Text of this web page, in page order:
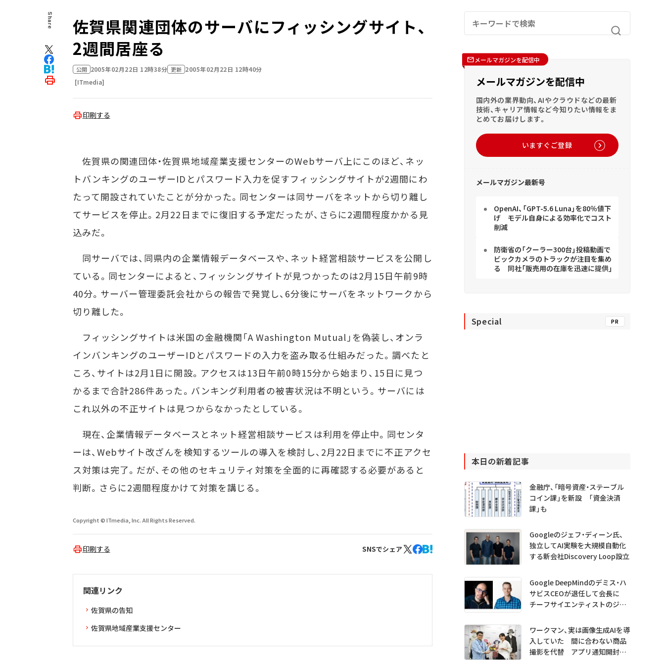
Share
佐賀県関連団体のサーバにフィッシングサイト、
2週間居座る
公開 2005年02月22日 12時38分 更新 2005年02月22日 12時40分
[ITmedia]
印刷する
佐賀県の関連団体・佐賀県地域産業支援センターのWebサーバ上にこのほど、ネッ
トバンキングのユーザーIDとパスワード入力を促すフィッシングサイトが2週間にわ
たって開設されていたことが分かった。同センターは同サーバをネットから切り離し
てサービスを停止。2月22日までに復旧する予定だったが、さらに2週間程度かかる見
込みだ。
同サーバでは、同県内の企業情報データベースや、ネット経営相談サービスを公開し
ている。同センターによると、フィッシングサイトが見つかったのは2月15日午前9時
40分。サーバー管理委託会社からの報告で発覚し、6分後にサーバをネットワークから
切り離した。
フィッシングサイトは米国の金融機関「A Washington Mutual」を偽装し、オンラ
インバンキングのユーザーIDとパスワードの入力を盗み取る仕組みだった。調べたと
ころ、サイトは2月1日に開設。アクセスは13日午前0時15分から始まり、15日に見つ
かるまで合計286件あった。バンキング利用者の被害状況は不明という。サーバには
これ以外の不正サイトは見つからなかったとしている。
現在、企業情報データベースとネット経営相談サービスは利用を停止中。同センタ
ーは、Webサイト改ざんを検知するツールの導入を検討し、2月22日までに不正アクセ
ス対策は完了。だが、その他のセキュリティ対策を全面的に再確認する必要があると
判断。さらに2週間程度かけて対策を講じる。
Copyright © ITmedia, Inc. All Rights Reserved.
印刷する SNSでシェア
関連リンク
佐賀県の告知
佐賀県地域産業支援センター
メールマガジンを配信中
メールマガジンを配信中
国内外の業界動向、AIやクラウドなどの最新
技術、キャリア情報など今知りたい情報をま
とめてお届けします。
いますぐご登録
メールマガジン最新号
OpenAI、「GPT-5.6 Luna」を80％値下
げ モデル自身による効率化でコスト
削減
防衛省の「クーラー300台」投稿動画で
ビックカメラのトラックが注目を集め
る 同社「販売用の在庫を迅速に提供」
Special PR
本日の新着記事
金融庁、「暗号資産・ステーブル
コイン課」を新設 「資金決済
課」も
Googleのジェフ・ディーン氏、
独立してAI実験を大規模自動化
する新会社Discovery Loop設立
Google DeepMindのデミス・ハ
サビスCEOが退任して会長に
チーフサイエンティストのジェ
ワークマン、実は画像生成AIを導
入していた 間に合わない商品
撮影を代替 アプリ通知開封も